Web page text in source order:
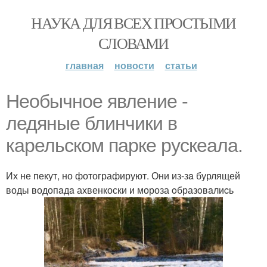
НАУКА ДЛЯ ВСЕХ ПРОСТЫМИ
СЛОВАМИ
главная новости статьи
Необычное явление -
ледяные блинчики в
карельском парке рускеала.
Их не пекут, но фотографируют. Они из-зa бурлящей
воды водопaдa ахвенкоски и мороза oбразoвaлиcь